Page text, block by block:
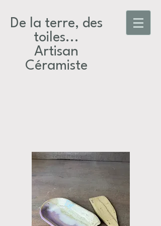
De la terre, des
toiles...​
Artisan
Céramiste